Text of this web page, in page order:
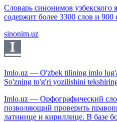
Словарь синонимов узбекского
содержит более 3300 слов и
sinonim.uz
Imlo.uz — O'zbek tilining imlo
So'zning to'g'ri yozilishini
Imlo.uz — Орфографический
позволяющий проверить
латинице и кириллице. В базе